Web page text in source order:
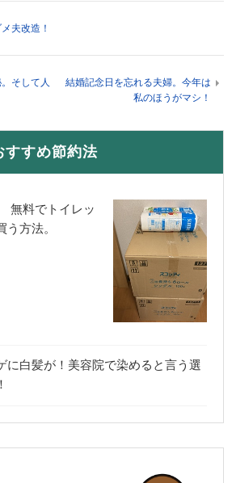
夫改造！
そして人
結婚記念日を忘れる夫婦。今年は
私のほうがマシ！
すめ節約法
料でトイレッ
う方法。
に白髪が！美容院で染めると言う選